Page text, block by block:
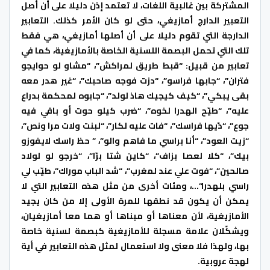
المشتركة بين غالبية اللغات، لا تعتمد إذن دليلا على أن أصل
التعبير الدارج أمازيغي، حتى لو كان الأمر كذلك. التعابير
الدارجة التي تقوم دليلا على أن أصلها أمازيغي، هي فقط
تلك التي تحمل البصمة اللسنية الخاصة بالأمازيغية، كما في
تعابير من قبيل: “قبط طريق لمراكش”، “مشاو لو حوايجو
فتران”، “جابها فراسو”، “دزت فوجه صاحبك”، “غير هدر معه
بقى يبكي”، “كيف كيجيك هاذ لولد”، “جابوه لمحكمة بدراع
عليه”، “طيّح الهدرا لخوه”، “ضرب كيلو حوت أو باقي فيه
جوع”، “دّيها فراسك”، “فات عليه لكار”، “لبنت ولات مرا ونص”،
“زيت العود”، “أنا براسي ما فاهم والو”، ” حظ راسك لايفوزو
بيك”، “كلا لعصا بزاف”، “كاين شتا برّا”، “خرجو لو لولاد
صالحين”، “فوت علي عند لمغرب”، “شد الباب موراك”، طيّب لي
راسي بلهدرا”…، ومئات أخرى من مثل هذه التعابير التي لا
يمكن أن يكون قد نطقها للمرة الأولى إلا من كان يجيد
الأمازيغية، لأن معناها أو مبناها أو هما معا أمازيغيان،
ويشكّلان علامة مسجلة للأمازيغية كبصمة لسنية خاصة
بها، ولهذا فلا معنى ولا استعمال لمثل هذه التعابير في أية
لهجة عروبية.